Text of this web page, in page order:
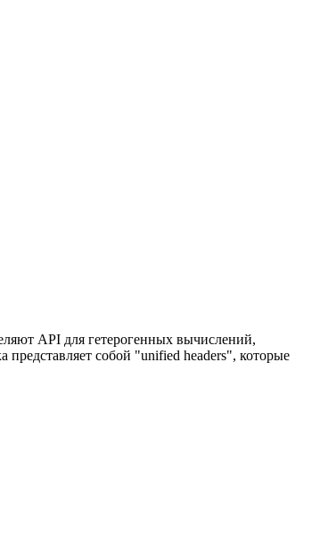
API для гетерогенных вычислений,
собой "unified headers", которые